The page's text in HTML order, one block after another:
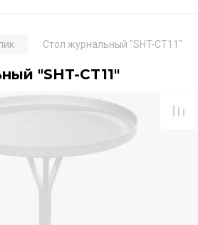
Стол журнальный "SHT-CT11"
"SHT-CT11"